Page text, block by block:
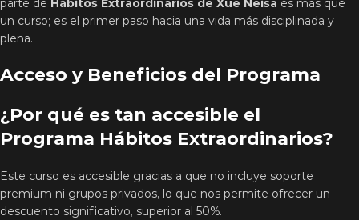
parte de Hábitos Extraordinarios de Xue Neisa es más que
un curso; es el primer paso hacia una vida más disciplinada y
plena.
Acceso y Beneficios del Programa
¿Por qué es tan accesible el
Programa Hábitos Extraordinarios?
Este curso es accesible gracias a que no incluye soporte
premium ni grupos privados, lo que nos permite ofrecer un
descuento significativo, superior al 50%.